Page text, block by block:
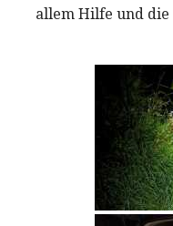
allem Hilfe und